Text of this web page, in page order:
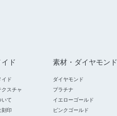
ド
イド
クスチャ
いて
刻印
素材・ダイヤモンド
ダイヤモンド
プラチナ
イエローゴールド
ピンクゴールド